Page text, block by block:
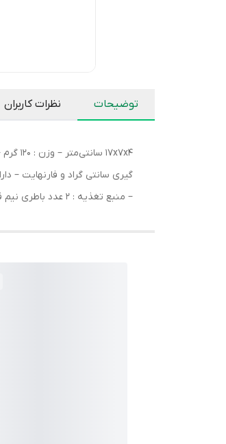
توضیحات نظرات کاربران
– منبع تغذیه : 2 عدد باطری نیم قلمی